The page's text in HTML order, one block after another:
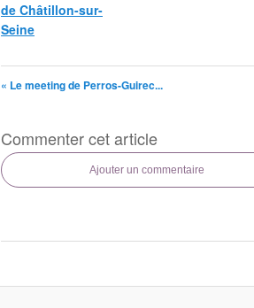
de Châtillon-sur-
Seine
« Le meeting de Perros-Guirec...
Commenter cet article
Ajouter un commentaire